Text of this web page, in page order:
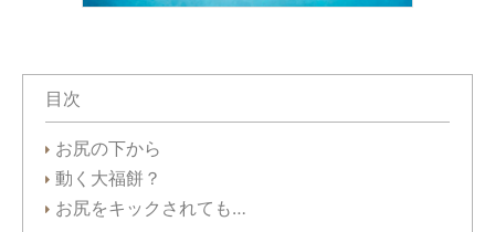
目次
お尻の下から
動く大福餅？
お尻をキックされても…